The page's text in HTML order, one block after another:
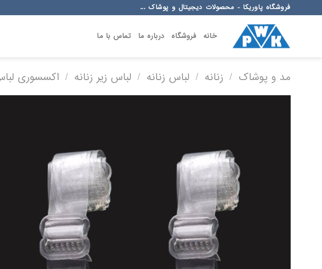
to
فروشگاه پاوریکا - محصولات دیجیتال و پوشاک ...
خانه فروشگاه درباره ما تماس با ما
مد و پوشاک / زنانه / لباس زنانه / لباس زیر زنانه / اکسسوری